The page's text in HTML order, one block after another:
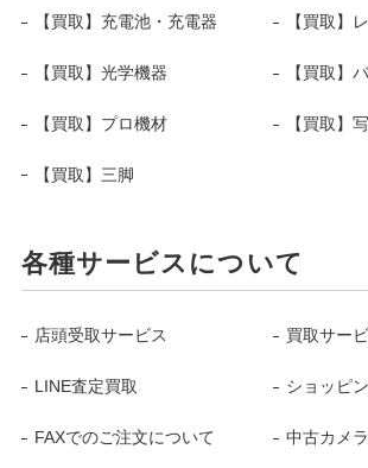
【買取】充電池・充電器 【買取】
【買取】光学機器 【買取】
【買取】プロ機材 【買取】
【買取】三脚
各種サービスについて
店頭受取サービス 買取サー
LINE査定買取 ショッピ
FAXでのご注文について 中古カメ